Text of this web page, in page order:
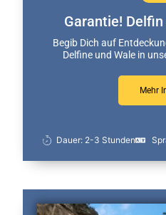
Garantie!
Begib Dich auf
Delfine und Wale in
Mehr
Dauer: 2-3 Stunden